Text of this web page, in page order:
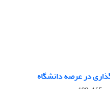
در عرصه دانشگاه